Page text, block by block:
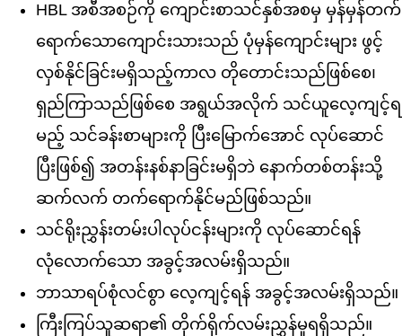
HBL အစီအစဉ်ကို ကျောင်းစာသင်နှစ်အစမှ မှန်မှန်တက်
ရောက်သောကျောင်းသားသည် ပုံမှန်ကျောင်းများ ဖွင့်
လှစ်နိုင်ခြင်းမရှိသည့်ကာလ တိုတောင်းသည်ဖြစ်စေ၊
ရှည်ကြာသည်ဖြစ်စေ အရွယ်အလိုက် သင်ယူလေ့ကျင့်ရ
မည့် သင်ခန်းစာများကို ပြီးမြောက်အောင် လုပ်ဆောင်
ပြီးဖြစ်၍ အတန်းနစ်နာခြင်းမရှိဘဲ နောက်တစ်တန်းသို့
ဆက်လက် တက်ရောက်နိုင်မည်ဖြစ်သည်။
သင်ရိုးညွှန်းတမ်းပါလုပ်ငန်းများကို လုပ်ဆောင်ရန်
လုံလောက်သော အခွင့်အလမ်းရှိသည်။
ဘာသာရပ်စုံလင်စွာ လေ့ကျင့်ရန် အခွင့်အလမ်းရှိသည်။
ကြီးကြပ်သူဆရာ၏ တိုက်ရိုက်လမ်းညွှန်မှုရရှိသည်။